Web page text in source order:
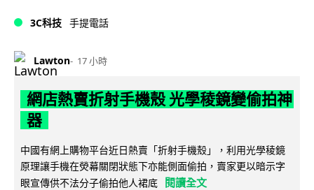
3C科技 手提電話
Lawton 17 小時
網店熱賣折射手機殼 光學稜鏡變偷拍神
器
中國有網上購物平台近日熱賣「折射手機殼」，利用光學稜鏡
原理讓手機在熒幕關閉狀態下亦能側面偷拍，賣家更以暗示字
眼宣傳供不法分子偷拍他人裙底 閱讀全文